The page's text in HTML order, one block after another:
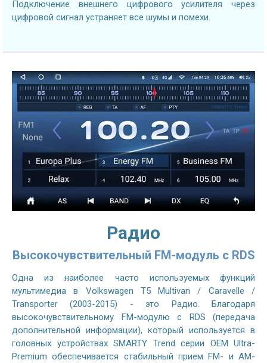
Подключение внешнего цифрового усилителя через
цифровой сигнал устраняет все шумы и помехи.
Радио
Высокочувствительный FM-модуль с RDS
Одна из наиболее часто используемых функций
мультимедиа в Volkswagen T5 Multivan / Caravelle /
Transporter (2003-2015) - это Радио. Благодаря
высокочувствительному FM-модулю с RDS (передача
дополнительной информации), который используется в
головных устройствах SMARTY Trend серии OEM Ultra-
Premium обеспечивается стабильный прием FM- и AM-